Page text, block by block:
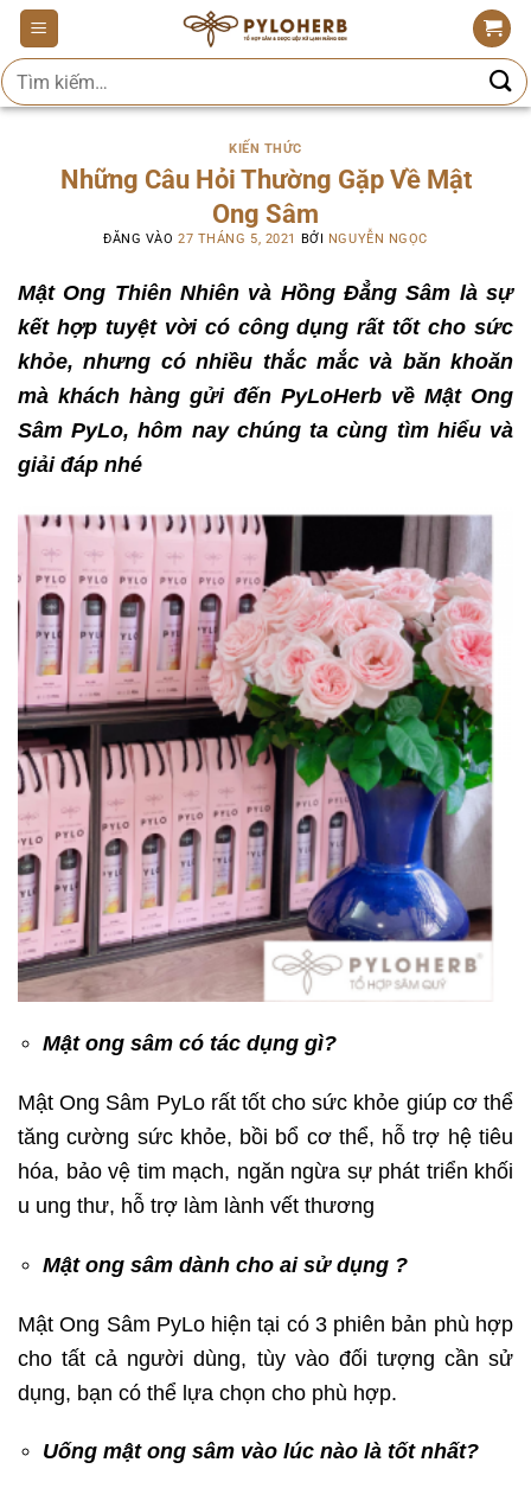
Bỏ
qua
nội
dung
Tìm
kiếm:
KIẾN THỨC
Những Câu Hỏi Thường Gặp Về Mật
Ong Sâm
ĐĂNG VÀO27 THÁNG 5, 2021 BỞI NGUYỄN NGỌC
Mật Ong Thiên Nhiên và Hồng Đẳng Sâm là sự
kết hợp tuyệt vời có công dụng rất tốt cho sức
khỏe, nhưng có nhiều thắc mắc và băn khoăn
mà khách hàng gửi đến PyLoHerb về Mật Ong
Sâm PyLo, hôm nay chúng ta cùng tìm hiểu và
giải đáp nhé
Mật ong sâm có tác dụng gì?
Mật Ong Sâm PyLo rất tốt cho sức khỏe giúp cơ thể
tăng cường sức khỏe, bồi bổ cơ thể, hỗ trợ hệ tiêu
hóa, bảo vệ tim mạch, ngăn ngừa sự phát triển khối
u ung thư, hỗ trợ làm lành vết thương
Mật ong sâm dành cho ai sử dụng ?
Mật Ong Sâm PyLo hiện tại có 3 phiên bản phù hợp
cho tất cả người dùng, tùy vào đối tượng cần sử
dụng, bạn có thể lựa chọn cho phù hợp.
Uống mật ong sâm vào lúc nào là tốt nhất?